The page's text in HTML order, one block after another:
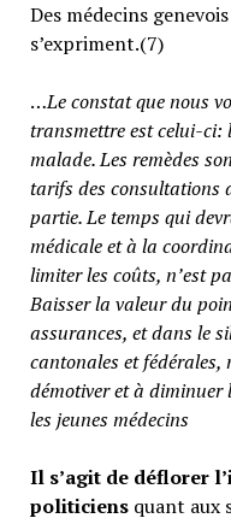
Des médecins
s’expriment.(7)
…Le constat que nous
transmettre est celui-ci:
malade. Les remèdes
tarifs des consultations
partie.Le temps qui
médicale et à la
limiter les coûts, n’est
Baisser la valeur du
assurances, et dans le
cantonales et fédérales,
démotiver et à
les jeunes médecins
Il s’agit de déflorer
politiciensquant aux